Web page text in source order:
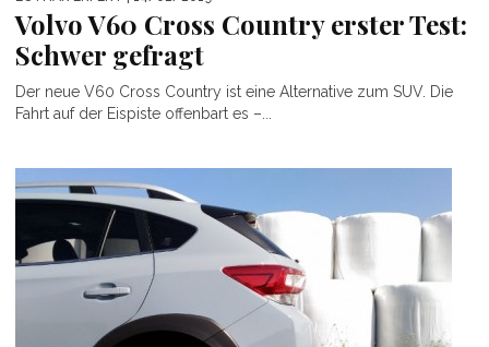
Volvo V60 Cross Country erster Test:
Schwer gefragt
Der neue V60 Cross Country ist eine Alternative zum SUV. Die
Fahrt auf der Eispiste offenbart es –...